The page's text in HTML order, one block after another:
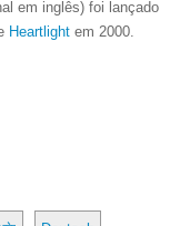
em inglês) foi lançado
Heartlight em 2000.